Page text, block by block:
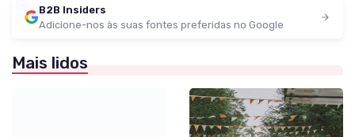
B2B Insiders
Adicione-nos às suas fontes preferidas no Google
Mais lidos